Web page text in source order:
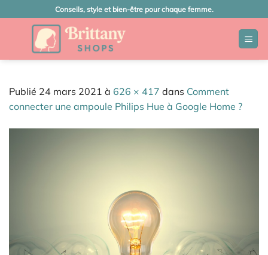
au
Conseils, style et bien-être pour chaque femme.
Publié 24 mars 2021 à 626 × 417 dans Comment
connecter une ampoule Philips Hue à Google Home ?